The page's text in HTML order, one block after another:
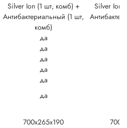
Silver Ion (1 шт, комб) +
Антибактериальный (1 шт,
комб)
Silver Ion
да
да
да
да
да
да
700x265x190